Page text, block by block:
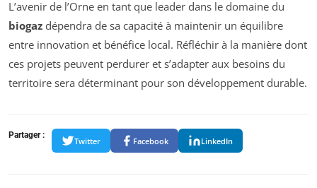
L’avenir de l’Orne en tant que leader dans le domaine du
biogaz dépendra de sa capacité à maintenir un équilibre
entre innovation et bénéfice local. Réfléchir à la manière dont
ces projets peuvent perdurer et s’adapter aux besoins du
territoire sera déterminant pour son développement durable.
Partager :
Twitter Facebook LinkedIn